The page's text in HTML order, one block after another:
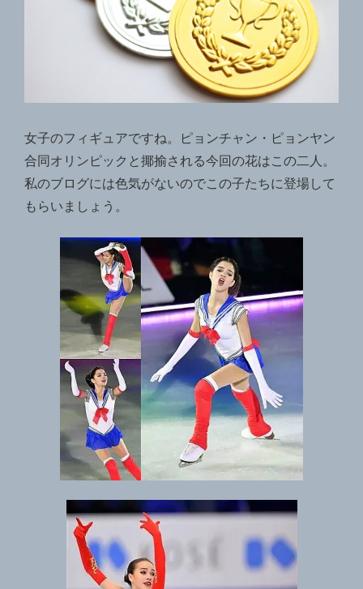
女子のフィギュアですね。ピョンチャン・ピョンヤン
合同オリンピックと揶揄される今回の花はこの二人。
私のブログには色気がないのでこの子たちに登場して
もらいましょう。